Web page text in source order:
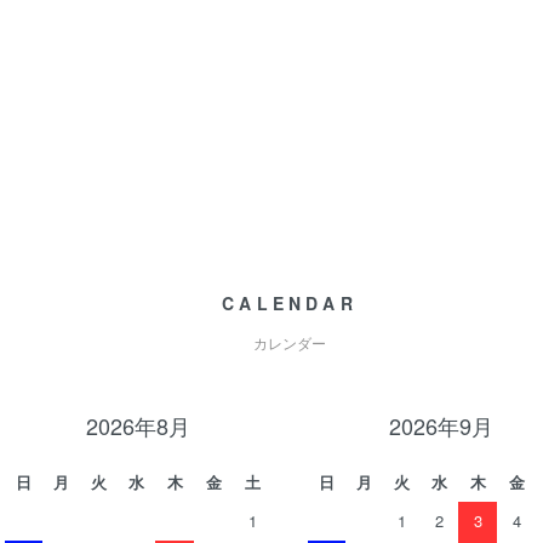
CALENDAR
カレンダー
2026年8月
日 月 火 水 木 金
土
1
2026年9月
日 月 火 水 木
金
1
2 3
4